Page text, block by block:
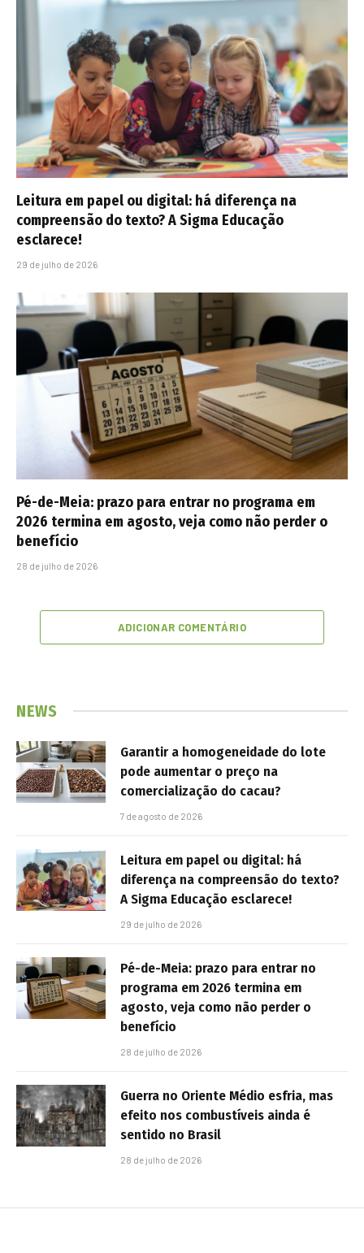
Leitura em papel ou digital: há diferença na
compreensão do texto? A Sigma Educação
esclarece!
29 de julho de 2026
Pé-de-Meia: prazo para entrar no programa em
2026 termina em agosto, veja como não perder o
benefício
28 de julho de 2026
ADICIONAR COMENTÁRIO
NEWS
Garantir a homogeneidade do lote
pode aumentar o preço na
comercialização do cacau?
7 de agosto de 2026
Leitura em papel ou digital: há
diferença na compreensão do texto?
A Sigma Educação esclarece!
29 de julho de 2026
Pé-de-Meia: prazo para entrar no
programa em 2026 termina em
agosto, veja como não perder o
benefício
28 de julho de 2026
Guerra no Oriente Médio esfria, mas
efeito nos combustíveis ainda é
sentido no Brasil
28 de julho de 2026